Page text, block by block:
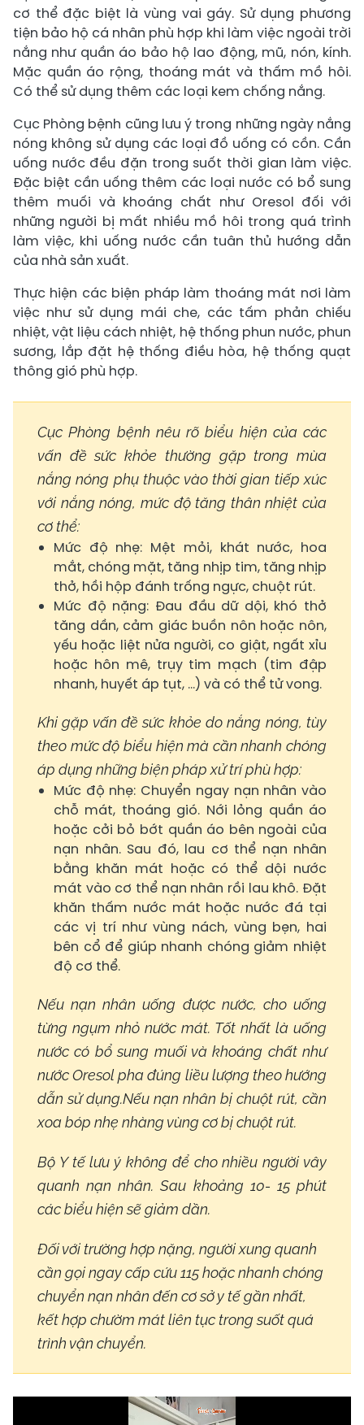
cơ thể đặc biệt là vùng vai gáy. Sử dụng phương
tiện bảo hộ cá nhân phù hợp khi làm việc ngoài trời
nắng như quần áo bảo hộ lao động, mũ, nón, kính.
Mặc quần áo rộng, thoáng mát và thấm mồ hôi.
Có thể sử dụng thêm các loại kem chống nắng.
Cục Phòng bệnh cũng lưu ý trong những ngày nắng
nóng không sử dụng các loại đồ uống có cồn. Cần
uống nước đều đặn trong suốt thời gian làm việc.
Đặc biệt cần uống thêm các loại nước có bổ sung
thêm muối và khoáng chất như Oresol đối với
những người bị mất nhiều mồ hôi trong quá trình
làm việc, khi uống nước cần tuân thủ hướng dẫn
của nhà sản xuất.
Thực hiện các biện pháp làm thoáng mát nơi làm
việc như sử dụng mái che, các tấm phản chiếu
nhiệt, vật liệu cách nhiệt, hệ thống phun nước, phun
sương, lắp đặt hệ thống điều hòa, hệ thống quạt
thông gió phù hợp.
Cục Phòng bệnh nêu rõ biểu hiện của các
vấn đề sức khỏe thường gặp trong mùa
nắng nóng phụ thuộc vào thời gian tiếp xúc
với nắng nóng, mức độ tăng thân nhiệt của
cơ thể:
Mức độ nhẹ: Mệt mỏi, khát nước, hoa
mắt, chóng mặt, tăng nhịp tim, tăng nhịp
thở, hồi hộp đánh trống ngực, chuột rút.
Mức độ nặng: Đau đầu dữ dội, khó thở
tăng dần, cảm giác buồn nôn hoặc nôn,
yếu hoặc liệt nửa người, co giật, ngất xỉu
hoặc hôn mê, trụy tim mạch (tim đập
nhanh, huyết áp tụt, …) và có thể tử vong.
Khi gặp vấn đề sức khỏe do nắng nóng, tùy
theo mức độ biểu hiện mà cần nhanh chóng
áp dụng những biện pháp xử trí phù hợp:
Mức độ nhẹ: Chuyển ngay nạn nhân vào
chỗ mát, thoáng gió. Nới lỏng quần áo
hoặc cởi bỏ bớt quần áo bên ngoài của
nạn nhân. Sau đó, lau cơ thể nạn nhân
bằng khăn mát hoặc có thể dội nước
mát vào cơ thể nạn nhân rồi lau khô. Đặt
khăn thấm nước mát hoặc nước đá tại
các vị trí như vùng nách, vùng bẹn, hai
bên cổ để giúp nhanh chóng giảm nhiệt
độ cơ thể.
Nếu nạn nhân uống được nước, cho uống
từng ngụm nhỏ nước mát. Tốt nhất là uống
nước có bổ sung muối và khoáng chất như
nước Oresol pha đúng liều lượng theo hướng
dẫn sử dụng.Nếu nạn nhân bị chuột rút, cần
xoa bóp nhẹ nhàng vùng cơ bị chuột rút.
Bộ Y tế lưu ý không để cho nhiều người vây
quanh nạn nhân. Sau khoảng 10- 15 phút
các biểu hiện sẽ giảm dần.
Đối với trường hợp nặng, người xung quanh
cần gọi ngay cấp cứu 115 hoặc nhanh chóng
chuyển nạn nhân đến cơ sở y tế gần nhất,
kết hợp chườm mát liên tục trong suốt quá
trình vận chuyển.